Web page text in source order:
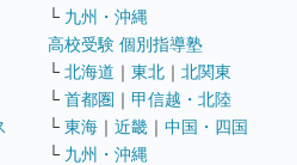
└ 九州・沖縄
高校受験 個別指導塾
└ 北海道 ｜ 東北 ｜ 北関東
└ 首都圏 ｜ 甲信越・北陸
└ 東海 ｜ 近畿 ｜ 中国・四国
└ 九州・沖縄